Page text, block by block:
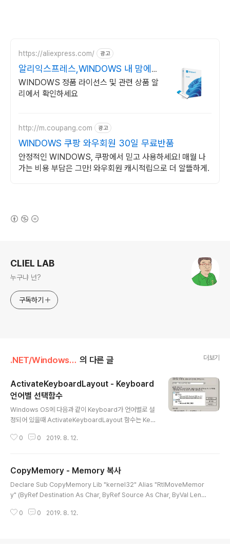
https://aliexpress.com/ 광고
알리익스프레스,WINDOWS 내 맘에
쏙드는 오늘의 특가
WINDOWS 정품 라이선스 및 관련 상품 알
리에서 확인하세요
http://m.coupang.com 광고
WINDOWS 쿠팡 와우회원 30일 무료반품
안정적인 WINDOWS, 쿠팡에서 믿고 사용하세요! 매월 나
가는 비용 부담은 그만! 와우회원 캐시적립으로 더 알뜰하게.
CLIEL LAB
누구냐 넌?
구독하기
.NET/Windows API for .NET 의 다른 글 더보기
ActivateKeyboardLayout - Keyboard
언어별 선택함수
Windows OS에 다음과 같이 Keyboard가 언어별로 설
정되어 있을때 ActivateKeyboardLayout 함수는 Key
Function ActivateKeyboardLayout Lib "user32"
ET 선언 Private Const HKL_NEXT As Integer = 0
Private Const HKL_PREV As Integer = 1 Activate
KeyboardLayout(HKL_NEXT, 8) ▶VB.NET 호출 [S
0 0 2019. 8. 12.
CopyMemory - Memory 복사
Declare Sub CopyMemory Lib "kernel32" Alias "RtlMoveMemor
y" (ByRef Destination As Char, ByRef Source As Char, ByVal Lengt
pyMemory(B, a, 1) B ▶VB.NET 호출 [System.Runtime.InteropServi
0 0 2019. 8. 12.